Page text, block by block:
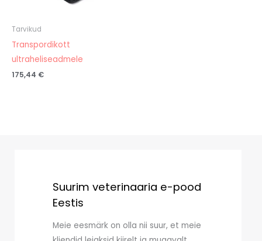
Tarvikud
Transpordikott
ultraheliseadmele
175,44 €
Suurim veterinaaria e-pood
Eestis
Meie eesmärk on olla nii suur, et meie